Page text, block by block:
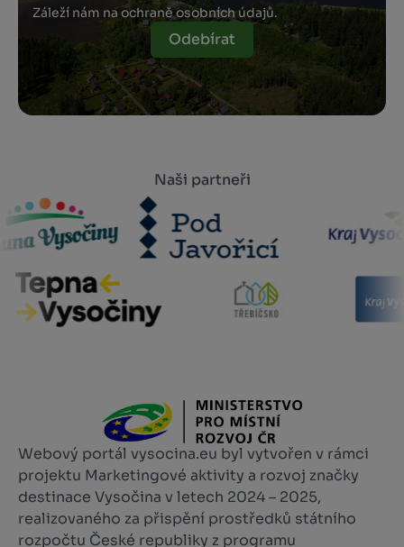
Záleží nám na ochraně osobních údajů.
Odebírat
Naši partneři
Webový portál vysocina.eu byl vytvořen v rámci
projektu Marketingové aktivity a rozvoj značky
destinace Vysočina v letech 2024 – 2025,
realizovaného za přispění prostředků státního
rozpočtu České republiky z programu